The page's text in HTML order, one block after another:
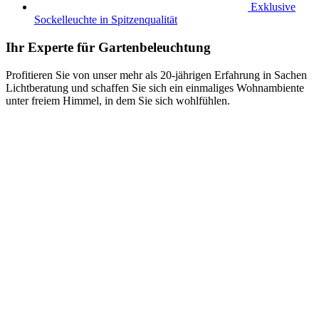
Exklusive
Sockelleuchte in Spitzenqualität
Ihr Experte für Gartenbeleuchtung
Profitieren Sie von unser mehr als 20-jährigen Erfahrung in Sachen
Lichtberatung und schaffen Sie sich ein einmaliges Wohnambiente
unter freiem Himmel, in dem Sie sich wohlfühlen.